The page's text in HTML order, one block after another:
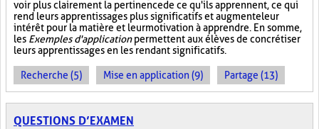
voir plus clairement la pertinence de ce qu'ils apprennent, ce qui
rend leurs apprentissages plus significatifs et augmente leur
intérêt pour la matière et leur motivation à apprendre. En somme,
les Exemples d'applicationpermettent aux élèves de concrétiser
leurs apprentissages en les rendant significatifs.
Recherche (5) Mise en application (9) Partage (13)
QUESTIONS D’EXAMEN